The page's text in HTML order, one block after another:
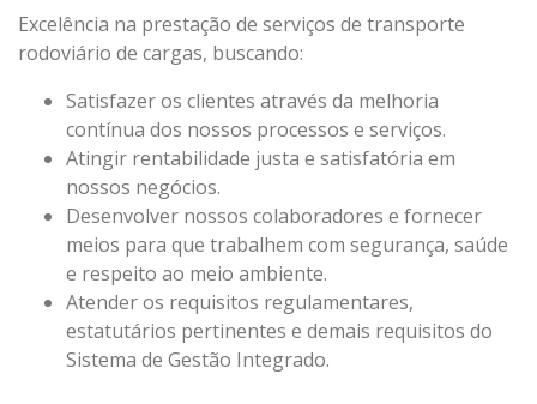
Excelência na prestação de serviços de transporte
rodoviário de cargas, buscando:
Satisfazer os clientes através da melhoria
contínua dos nossos processos e serviços.
Atingir rentabilidade justa e satisfatória em
nossos negócios.
Desenvolver nossos colaboradores e fornecer
meios para que trabalhem com segurança, saúde
e respeito ao meio ambiente.
Atender os requisitos regulamentares,
estatutários pertinentes e demais requisitos do
Sistema de Gestão Integrado.